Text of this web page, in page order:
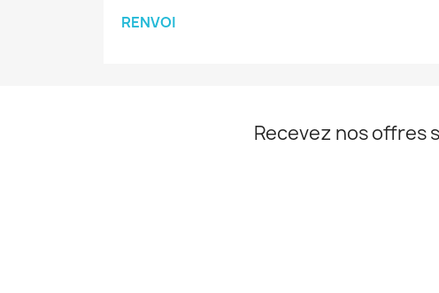
RENVOI
Recevez nos offres